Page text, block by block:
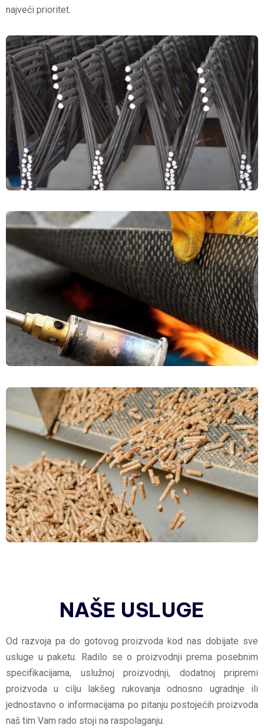
najveći prioritet.
NAŠE USLUGE
Od razvoja pa do gotovog proizvoda kod nas dobijate sve
usluge u paketu. Radilo se o proizvodnji prema posebnim
specifikacijama, uslužnoj proizvodnji, dodatnoj pripremi
proizvoda u cilju lakšeg rukovanja odnosno ugradnje ili
jednostavno o informacijama po pitanju postojećih proizvoda
naš tim Vam rado stoji na raspolaganju.